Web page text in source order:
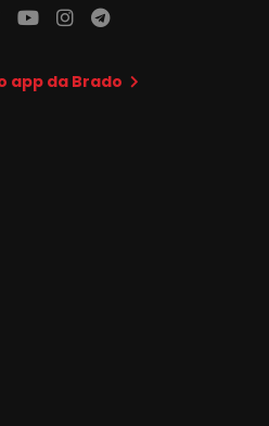
app da Brado